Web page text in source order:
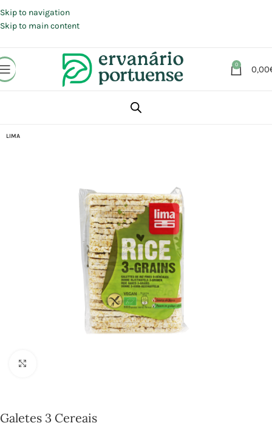
Skip to navigation
Skip to main content
0 0,00
Alimentação
LIMA
Galetes 3 Cereais